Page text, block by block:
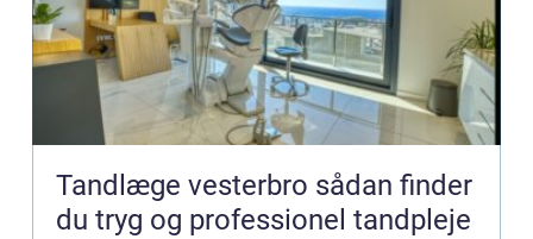
Tandlæge vesterbro sådan finder
du tryg og professionel tandpleje